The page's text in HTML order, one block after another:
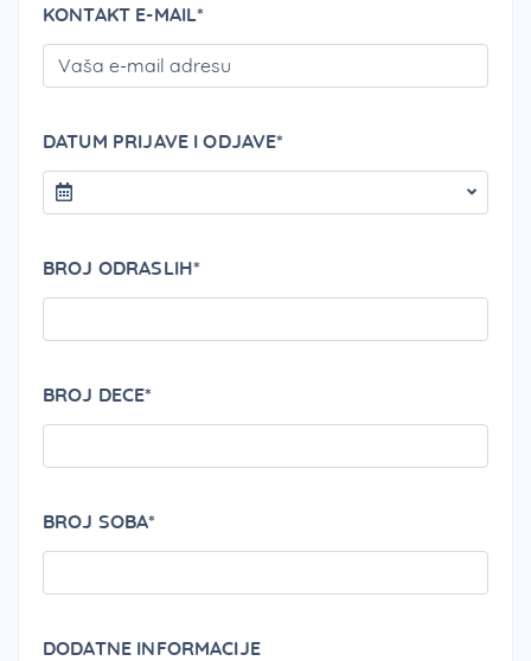
KONTAKT E-MAIL*
DATUM PRIJAVE I ODJAVE*
BROJ ODRASLIH*
BROJ DECE*
BROJ SOBA*
DODATNE INFORMACIJE